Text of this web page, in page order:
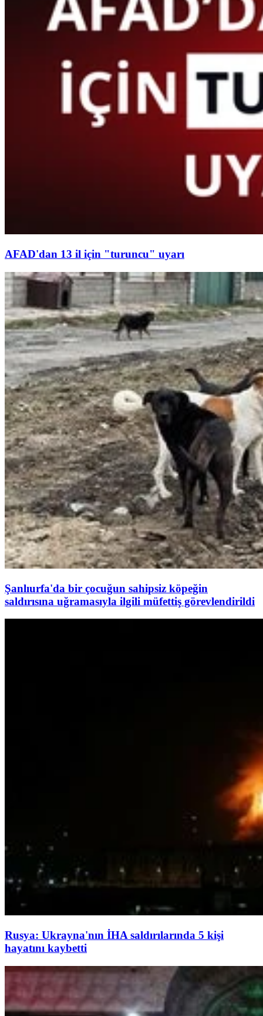
AFAD'dan 13 il için "turuncu" uyarı
Şanlıurfa'da bir çocuğun sahipsiz köpeğin
saldırısına uğramasıyla ilgili müfettiş görevlendirildi
Rusya: Ukrayna'nın İHA saldırılarında 5 kişi
hayatını kaybetti